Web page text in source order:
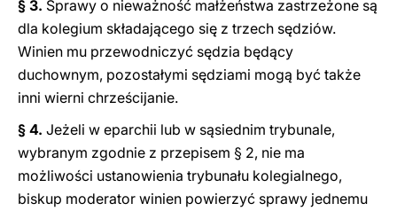
§ 3. Sprawy o nieważność małżeństwa zastrzeżone są
dla kolegium składającego się z trzech sędziów.
Winien mu przewodniczyć sędzia będący
duchownym, pozostałymi sędziami mogą być także
inni wierni chrześcijanie.
§ 4. Jeżeli w eparchii lub w sąsiednim trybunale,
wybranym zgodnie z przepisem § 2, nie ma
możliwości ustanowienia trybunału kolegialnego,
biskup moderator winien powierzyć sprawy jednemu